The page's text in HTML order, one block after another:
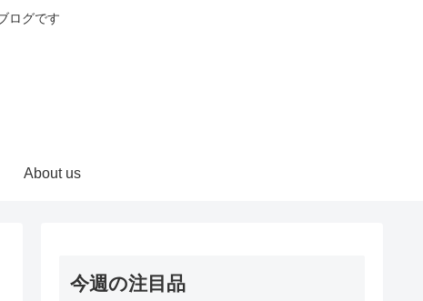
ログです
About us
今週の注目品